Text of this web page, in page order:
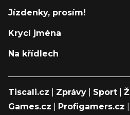
Jízdenky, prosím!
Krycí jména
Na křídlech
Tiscali.cz Zprávy Sport
Games.cz
Profigamers.cz